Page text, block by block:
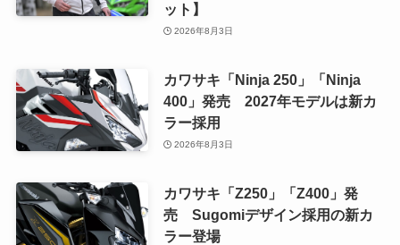
ット】
2026年8月3日
カワサキ「Ninja 250」「Ninja
400」発売 2027年モデルは新カ
ラー採用
2026年8月3日
カワサキ「Z250」「Z400」発
売 Sugomiデザイン採用の新カ
ラー登場